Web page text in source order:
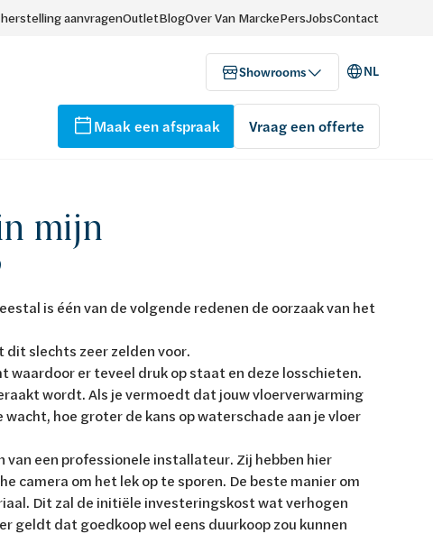
aanvragenOutletBlogOver Van MarckePersJobsContact
Showrooms NL
Maak een afspraak Vraag een offerte
mijn
is één van de volgende redenen de oorzaak van het
slechts zeer zelden voor.
waardoor er teveel druk op staat en deze losschieten.
wordt. Als je vermoedt dat jouw vloerverwarming
hoe groter de kans op waterschade aan je vloer
een professionele installateur. Zij hebben hier
camera om het lek op te sporen. De beste manier om
Dit zal de initiële investeringskost wat verhogen
geldt dat goedkoop wel eens duurkoop zou kunnen